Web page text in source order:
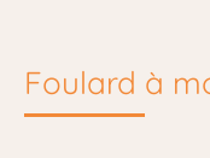
Foulard à